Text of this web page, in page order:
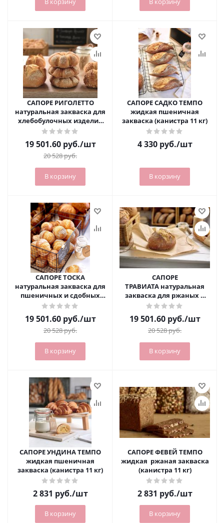
САПОРЕ РИГОЛЕТТО
натуральная закваска для
хлебобулочных изделий
(мешок 25 кг)
19 501.60руб./шт
20 528руб.
В корзину
САПОРЕ САДКО ТЕМПО
жидкая пшеничная
закваска (канистра 11 кг)
4 330руб./шт
В корзину
САПОРЕ ТОСКА
натуральная закваска для
пшеничных и сдобных
изделий (2-5%), 25 кг
19 501.60руб./шт
20 528руб.
В корзину
САПОРЕ
ТРАВИАТА натуральная
закваска для ржаных и
ржано-пшеничных видов
хлеба 25 кг
19 501.60руб./шт
20 528руб.
В корзину
САПОРЕ УНДИНА ТЕМПО
жидкая пшеничная
закваска (канистра 11 кг)
2 831 руб./шт
В корзину
САПОРЕ ФЕВЕЙ ТЕМПО
жидкая ржаная закваска
(канистра 11 кг)
2 831 руб./шт
В корзину